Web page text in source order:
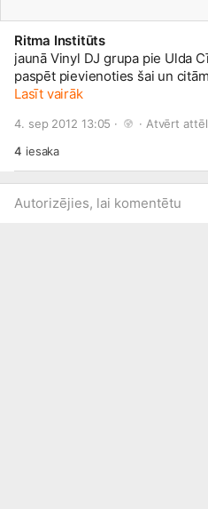
Ritma Institūts
jaunā Vinyl DJ grupa pie Ulda
paspēt pievienoties šai un
www.ritmainstituts.lv/
Lasīt vairāk
4. sep 2012 13:05 · · Atvērt
4 iesaka
Autorizējies, lai komentētu